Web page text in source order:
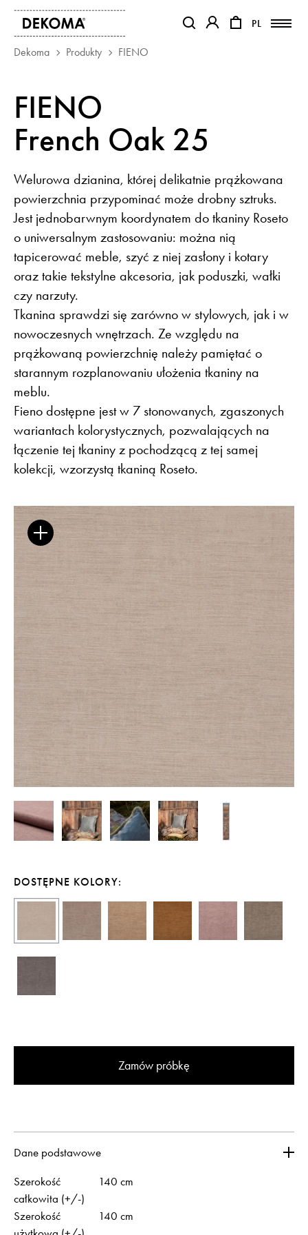
PL
PL
PRODUKTY
MAGAZYN
O NAS
KONTAKT
REALIZACJE
PARTNERZY
Flora – szenil inspirowany naturą
Baza wiedzy
Broszury
Dla Prasy
Praca
Newsletter
ISSUUOtwiera link w nowej karcie
Facebook Otwiera link w nowej
Instagram
Otwiera link w nowej karcie
Dekoma Produkty FIENO
FIENO
French Oak 25
Welurowa dzianina, której delikatnie prążkowana
powierzchnia przypominać może drobny sztruks.
Jest jednobarwnym koordynatem do tkaniny Roseto
o uniwersalnym zastosowaniu: można nią
tapicerować meble, szyć z niej zasłony i kotary
oraz takie tekstylne akcesoria, jak poduszki, wałki
czy narzuty.
Tkanina sprawdzi się zarówno w stylowych, jak i w
nowoczesnych wnętrzach. Ze względu na
prążkowaną powierzchnię należy pamiętać o
starannym rozplanowaniu ułożenia tkaniny na
meblu.
Fieno dostępne jest w 7 stonowanych, zgaszonych
wariantach kolorystycznych, pozwalających na
łączenie tej tkaniny z pochodzącą z tej samej
kolekcji, wzorzystą tkaniną Roseto.
DOSTĘPNE KOLORY:
Zamów próbkę
Dane podstawowe
Szerokość
całkowita (+/-)
140 cm
Szerokość
140 cm